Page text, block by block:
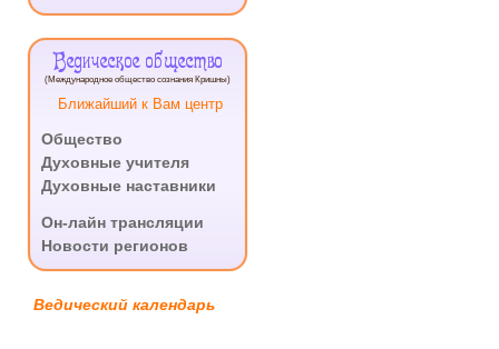
Ведическое общество
(Международное общество сознания Кришны)
Ближайший к Вам центр
Общество
Духовные учителя
Духовные наставники
Он-лайн трансляции
Новости регионов
Ведический календарь